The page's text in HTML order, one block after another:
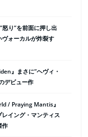
り”を前面に押し出
ォーカルが炸裂す
』まさに”ヘヴィ・
デビュー作
/ Praying Mantis』
イング・マンティス
作